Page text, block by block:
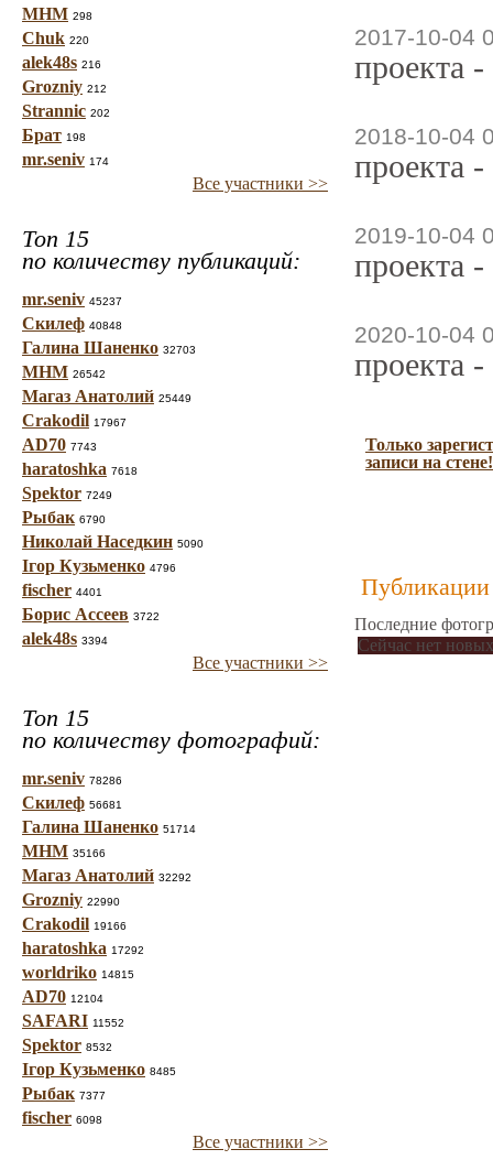
МНМ 298
Chuk 220
alek48s 216
Grozniy 212
Strannic 202
Брат 198
mr.seniv 174
Все участники >>
Топ 15
по количеству публикаций:
mr.seniv 45237
Скилеф 40848
Галина Шаненко 32703
МНМ 26542
Магаз Анатолий 25449
Crakodil 17967
AD70 7743
haratoshka 7618
Spektor 7249
Рыбак 6790
Николай Наседкин 5090
Ігор Кузьменко 4796
fischer 4401
Борис Ассеев 3722
alek48s 3394
Все участники >>
Топ 15
по количеству фотографий:
mr.seniv 78286
Скилеф 56681
Галина Шаненко 51714
МНМ 35166
Магаз Анатолий 32292
Grozniy 22990
Crakodil 19166
haratoshka 17292
worldriko 14815
AD70 12104
SAFARI 11552
Spektor 8532
Ігор Кузьменко 8485
Рыбак 7377
fischer 6098
Все участники >>
2017-10-04
проекта
2018-10-04
проекта
2019-10-04
проекта
2020-10-04
проекта
Только
записи на стене!
Публикации
Последние
Сейчас нет